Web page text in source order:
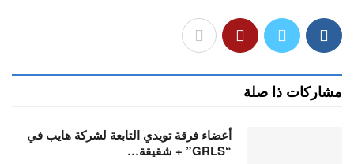
مشاركات ذا صلة
أعضاء فرقة تويدي التابعة لشركة هايب في
“GRLS” + شقيقة…